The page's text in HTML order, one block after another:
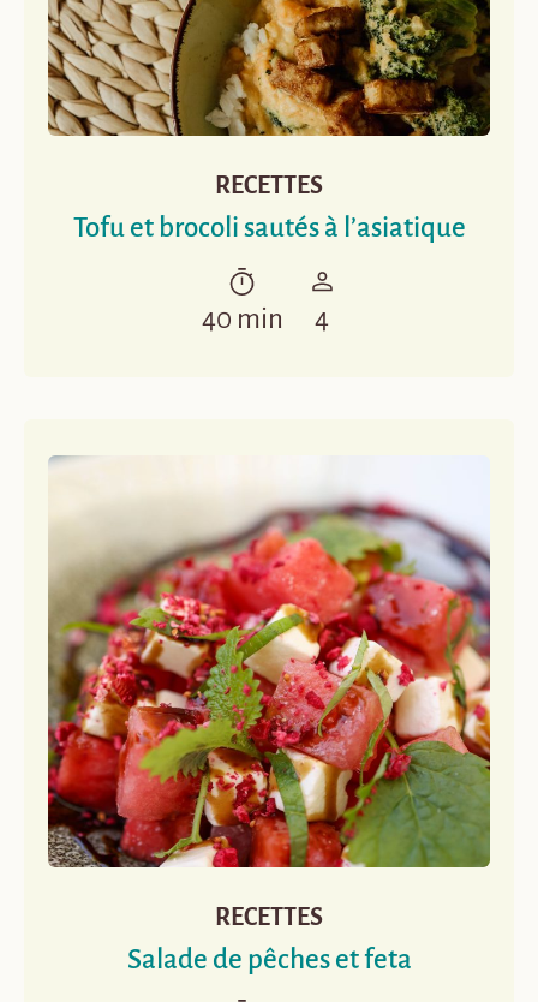
RECETTES
Tofu et brocoli sautés à l’asiatique
40 min 4
RECETTES
Salade de pêches et feta